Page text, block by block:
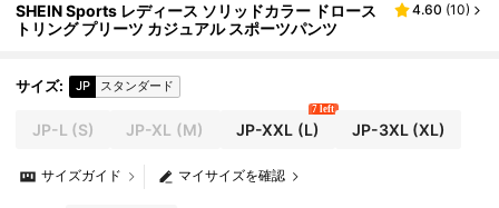
SHEIN Sports レディース ソリッドカラー ドロース
トリング プリーツ カジュアル スポーツパンツ
4.60 (10)
サイズ: JP スタンダード
JP-L (S) JP-XL (M) JP-XXL (L)
7 left
JP-3XL(XL)
マイサイズを確認
サイズガイド